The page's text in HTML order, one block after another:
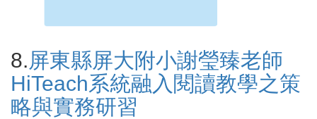
8.屏東縣屏大附小謝瑩臻老師
HiTeach系統融入閱讀教學之策
略與實務研習